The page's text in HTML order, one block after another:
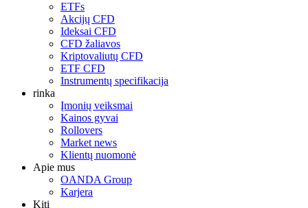
ETFs
Akcijų CFD
Ideksai CFD
CFD žaliavos
Kriptovaliutų CFD
ETF CFD
Instrumentų specifikacija
rinka
Įmonių veiksmai
Kainos gyvai
Rollovers
Market news
Klientų nuomonė
Apie mus
OANDA Group
Karjera
Kiti